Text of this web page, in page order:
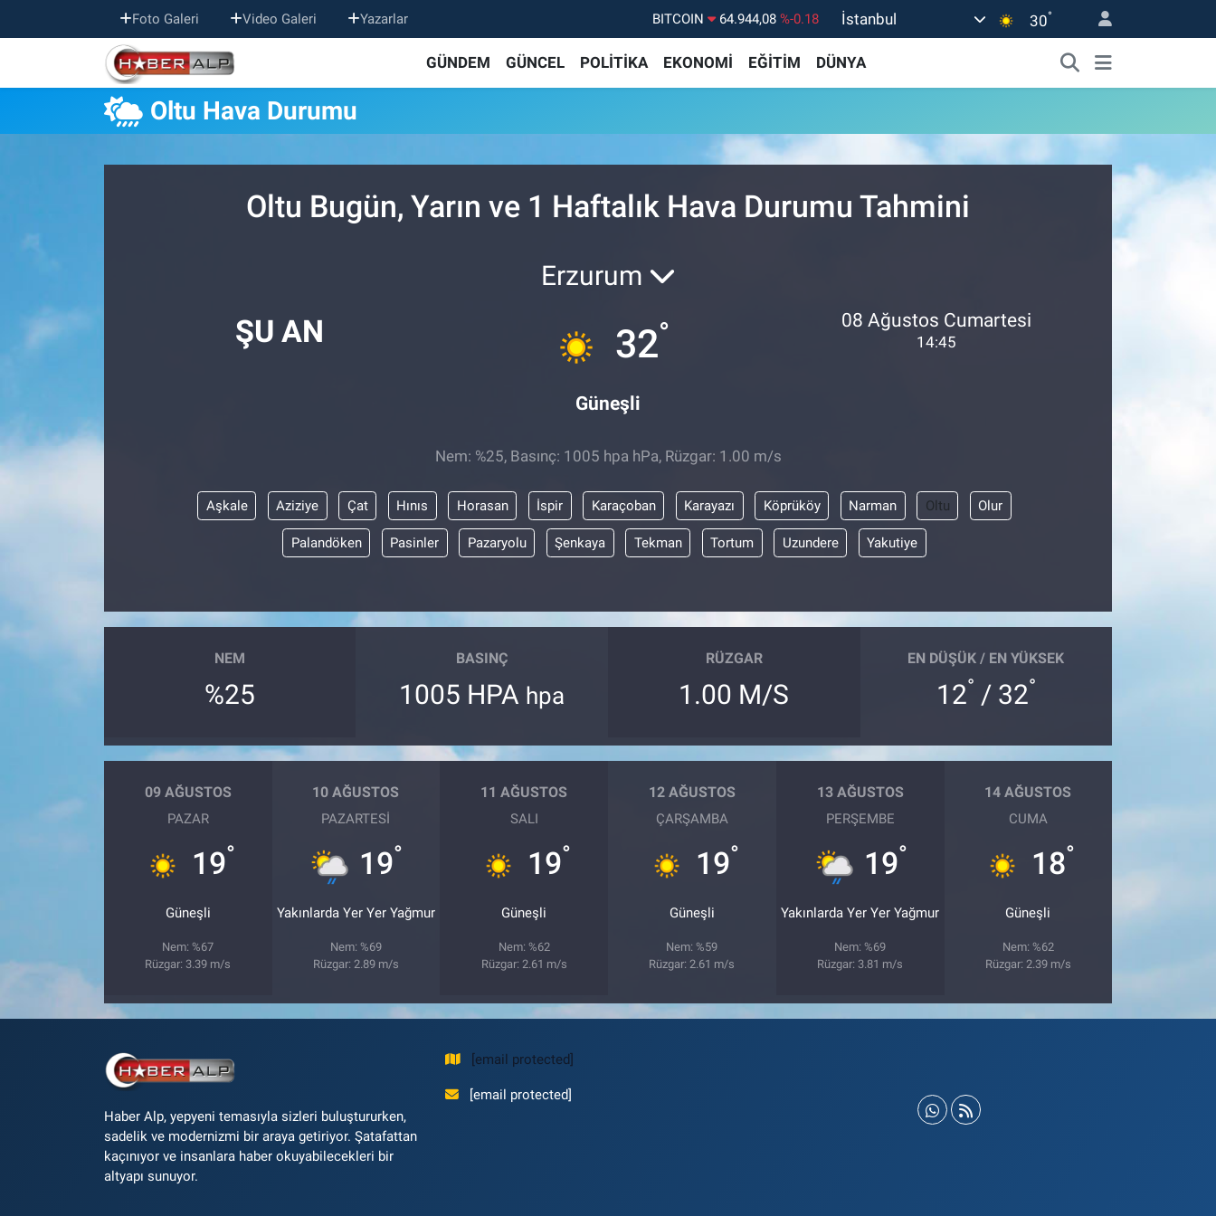
Foto Galeri Video Galeri Yazarlar BITCOIN 64.944,08 %-0.18
47,7436
%0.18
EURO
55,2510 %0.32
GRAM ALTIN
6660.55 %0.03
İstanbul 30°
GÜNDEM GÜNCEL POLİTİKA EKONOMİ EĞİTİM DÜNYA
Oltu Hava Durumu
Oltu Bugün, Yarın ve 1 Haftalık Hava Durumu Tahmini
ŞU AN
Erzurum
32°
Güneşli
08 Ağustos Cumartesi
14:45
Nem: %25, Basınç: 1005 hpa hPa, Rüzgar: 1.00 m/s
Aşkale Aziziye Çat Hınıs Horasan İspir Karaçoban Karayazı Köprüköy Narman Oltu Olur
Palandöken Pasinler Pazaryolu Şenkaya Tekman Tortum Uzundere Yakutiye
NEM
%25
BASINÇ
1005 HPA hpa
RÜZGAR
1.00 M/S
EN DÜŞÜK / EN YÜKSEK
12° / 32°
09 AĞUSTOS
PAZAR
19°
Güneşli
Nem: %67
Rüzgar: 3.39 m/s
10 AĞUSTOS
PAZARTESI
19°
Yakınlarda Yer Yer Yağmur
Nem: %69
Rüzgar: 2.89 m/s
11 AĞUSTOS
SALI
19°
Güneşli
Nem: %62
Rüzgar: 2.61 m/s
12 AĞUSTOS
ÇARŞAMBA
19°
Güneşli
Nem: %59
Rüzgar: 2.61 m/s
13 AĞUSTOS
PERŞEMBE
19°
Yakınlarda Yer Yer Yağmur
Nem: %69
Rüzgar: 3.81 m/s
14 AĞUSTOS
CUMA
18°
Güneşli
Nem: %62
Rüzgar: 2.39 m/s
Haber Alp, yepyeni temasıyla sizleri buluştururken,
sadelik ve modernizmi bir araya getiriyor. Şatafattan
kaçınıyor ve insanlara haber okuyabilecekleri bir
altyapı sunuyor.
[email protected]
[email protected]
Nöbetçi Eczaneler
Hava Durumu
Trafik Durumu
Süper Lig Puan Durumu ve Fikstür